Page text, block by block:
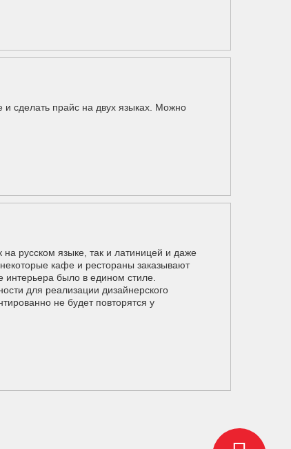
сделать прайс на двух языках. Можно
русском языке, так и латиницей и даже
кафе и рестораны заказывают
было в едином стиле.
для реализации дизайнерского
не будет повторятся у